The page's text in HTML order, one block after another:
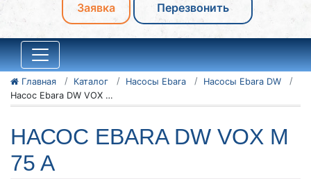
Заявка Перезвонить
Главная Каталог Насосы Ebara
Насосы Ebara DW
Насос Ebara DW VOX M 75 A
НАСОС EBARA DW VOX M
75 A